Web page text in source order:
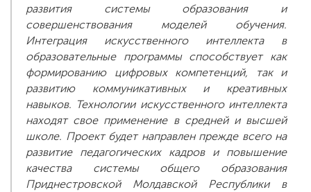
развития системы образования и
совершенствования моделей обучения.
Интеграция искусственного интеллекта в
образовательные программы способствует как
формированию цифровых компетенций, так и
развитию коммуникативных и креативных
навыков. Технологии искусственного интеллекта
находят свое применение в средней и высшей
школе. Проект будет направлен прежде всего на
развитие педагогических кадров и повышение
качества системы общего образования
Приднестровской Молдавской Республики в